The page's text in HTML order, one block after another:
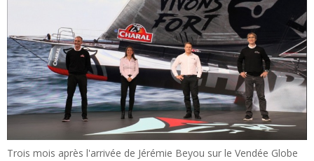
Trois mois après l'arrivée de Jérémie Beyou sur le Vendée Globe